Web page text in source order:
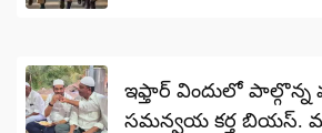
ఇఫ్తార్ విందులో
సమన్వయ కర్త బియస్.